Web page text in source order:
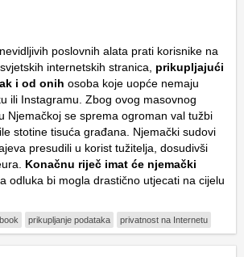
poslovnih alata prati korisnike na
internetskih stranica, prikupljajući
i od onih osoba koje uopće nemaju
ili Instagramu. Zbog ovog masovnog
Njemačkoj se sprema ogroman val tužbi
stotine tisuća građana. Njemački sudovi
presudili u korist tužitelja, dosudivši
Konačnu riječ imat će njemački
, a odluka bi mogla drastično utjecati na cijelu
prikupljanje podataka privatnost na Internetu